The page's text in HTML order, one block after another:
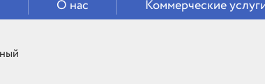
О нас Коммерческие